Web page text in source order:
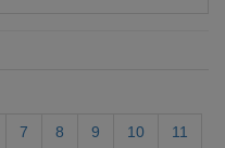
7 8 9 10 11